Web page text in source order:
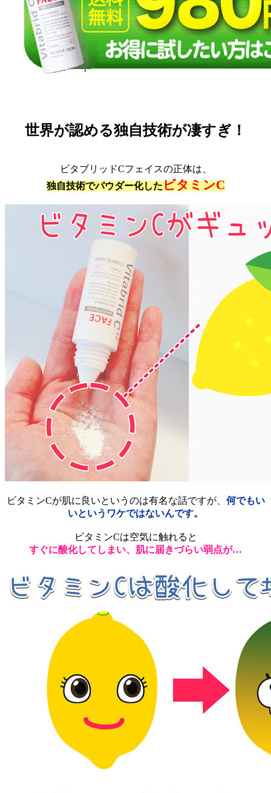
世界が認める独自技術が凄すぎ！
ビタブリッドCフェイスの正体は、
独自技術でパウダー化したビタミンC
ビタミンCが肌に良いというのは有名な話ですが、 何でもい
いというワケではないんです。
ビタミンCは空気に触れると
すぐに酸化してしまい、肌に届きづらい弱点が…